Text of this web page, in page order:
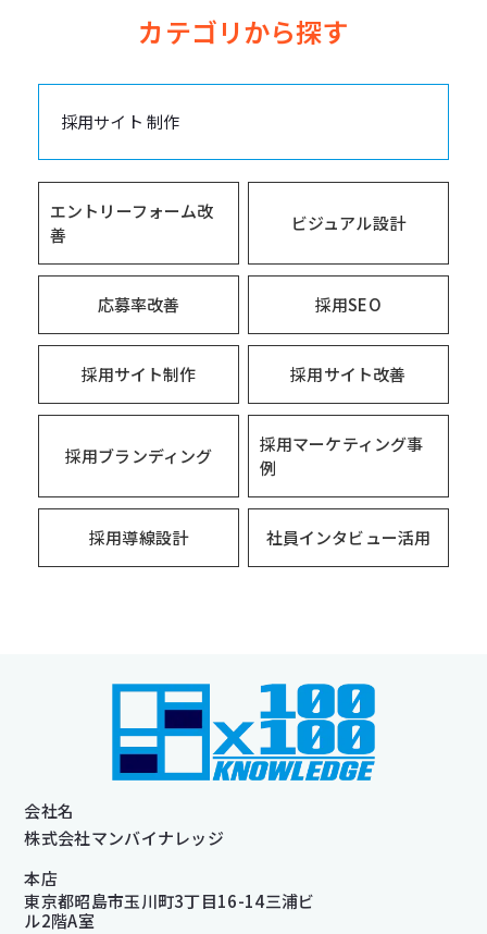
カテゴリから探す
採用サイト 制作
エントリーフォーム改
善
ビジュアル設計
応募率改善 採用SEO
採用サイト制作 採用サイト改善
採用ブランディング
採用マーケティング事
例
採用導線設計 社員インタビュー活用
会社名
株式会社マンバイナレッジ
本店
東京都昭島市玉川町3丁目16-14三浦ビ
ル2階A室